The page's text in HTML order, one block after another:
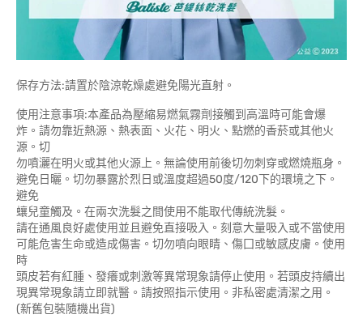
保存方法:請置於陰涼乾燥處避免陽光直射。
使用注意事項:本產品為壓縮易燃氣霧劑接觸到高溫時可能會爆
炸。請勿靠近熱源、熱表面、火花、明火、點燃的香菸或其他火
源。切
勿噴灑在明火或其他火源上。無論使用前後切勿刺穿或燃燒瓶身。
避免日曬。切勿暴露於烈日或溫度超過50度/120下的環境之下。
避免
蠰兒童觸及。在兩次洗髮之間使用不能取代傳統洗髮。
請在通風良好處使用並且避免直接吸入。刻意大量吸入或不當使用
可能危害生命或造成傷害。切勿噴向眼睛、傷囗或敏感皮膚。使用
時
頭皮若有紅腫、發癢或刺激等異常現象請停止使用。若頭皮持續出
現異常現象請立即就醫。請按照指示使用。非私密處清潔之用。
(新舊包裝隨機出貨)